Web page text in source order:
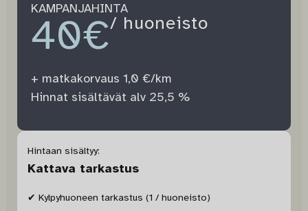
KAMPANJAHINTA
40€/ huoneisto
+ matkakorvaus 1,0 €/km
Hinnat sisältävät alv 25,5 %
Hintaan sisältyy:
Kattava tarkastus
✔ Kylpyhuoneen tarkastus (1 / huoneisto)